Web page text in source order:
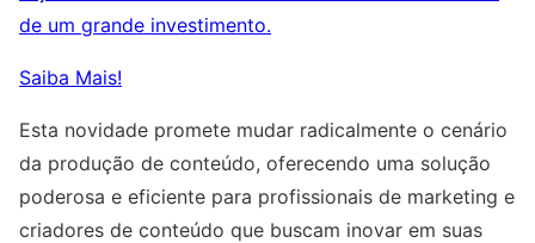
de um grande investimento.
Saiba Mais!
Esta novidade promete mudar radicalmente o cenário
da produção de conteúdo, oferecendo uma solução
poderosa e eficiente para profissionais de marketing e
criadores de conteúdo que buscam inovar em suas